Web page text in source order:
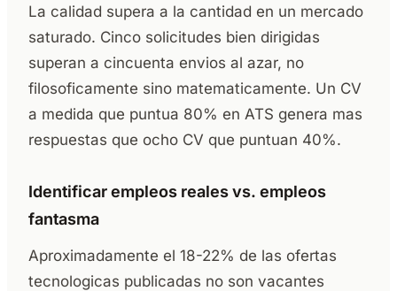
La calidad supera a la cantidad en un mercado
saturado. Cinco solicitudes bien dirigidas
superan a cincuenta envios al azar, no
filosoficamente sino matematicamente. Un CV
a medida que puntua 80% en ATS genera mas
respuestas que ocho CV que puntuan 40%.
Identificar empleos reales vs. empleos
fantasma
Aproximadamente el 18-22% de las ofertas
tecnologicas publicadas no son vacantes